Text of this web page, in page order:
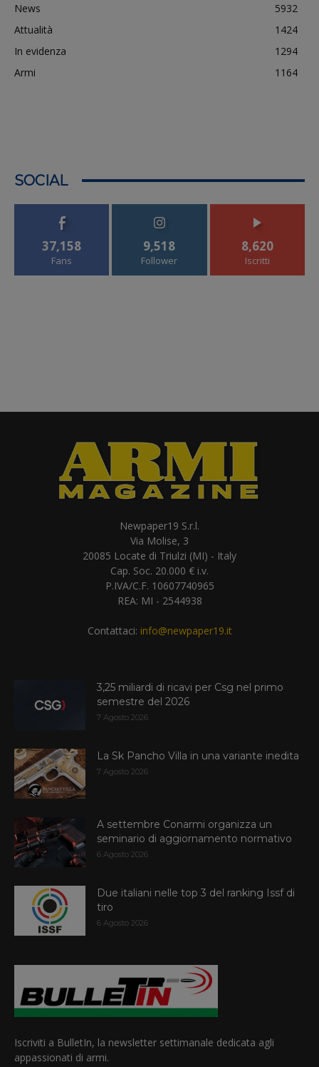
News
5932
Attualità
1424
In evidenza
1294
Armi
1164
SOCIAL
37,158
Fans
9,518
Follower
8,620
Iscritti
Newpaper19 S.r.l.
Via Molise, 3
20085 Locate di Triulzi (MI) - Italy
Cap. Soc. 20.000 € i.v.
P.IVA/C.F. 10607740965
REA: MI - 2544938
Contattaci: info@newpaper19.it
3,25 miliardi di ricavi per Csg nel primo
semestre del 2026
7 Agosto 2026
La Sk Pancho Villa in una variante inedita
7 Agosto 2026
A settembre Conarmi organizza un
seminario di aggiornamento normativo
6 Agosto 2026
Due italiani nelle top 3 del ranking Issf di
tiro
6 Agosto 2026
Iscriviti a BulletIn, la newsletter settimanale dedicata agli
appassionati di armi.